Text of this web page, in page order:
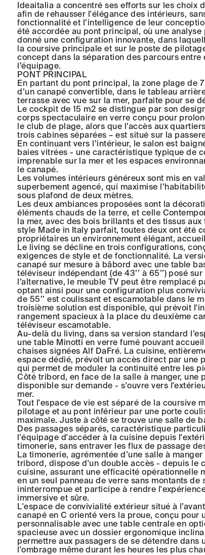
Ideaitalia a concentré ses efforts sur les choix
afin de rehausser l'élégance des intérieurs,
fonctionnalité et l’intelligence de leur
été accordée au pont principal, où une
donné une configuration innovante, dans
la coursive principale et sur le poste de
concept dans la séparation des parcours entre
l’équipage.
PONT PRINCIPAL
En partant du pont principal, la zone plage de
d’un canapé convertible, dans le tableau
terrasse avec vue sur la mer, parfaite pour se
Le cockpit de 15 m2 se distingue par son
corps spectaculaire en verre conçu pour
le club de plage, alors que l’accès aux
trois cabines séparées – est situé sur la
En continuant vers l’intérieur, le salon est
baies vitrées - une caractéristique typique de
imprenable sur la mer et les espaces
le canapé.
Les volumes intérieurs généreux sont mis en
superbement agencé, qui maximise
sous plafond de deux mètres.
Les deux ambiances proposées sont la
éléments chauds de la terre, et celle
la mer, avec des bois brillants et des tissus
style Made in Italy parfait, toutes deux ont été
propriétaires un environnement élégant,
Le living se décline en trois configurations,
exigences de style et de fonctionnalité. La
canapé sur mesure à bâbord avec une table
téléviseur indépendant (de 43’’ à 65’’) posé
l’alternative, le meuble TV peut être remplacé
optant ainsi pour une configuration plus
de 55’’ est coulissant et escamotable dans le
troisième solution est disponible, qui prévoit
rangement spacieux à la place du deuxième
téléviseur escamotable.
Au-delà du living, dans sa version standard
une table Minotti en verre fumé pouvant
chaises signées Alf DaFré. La cuisine,
espace dédié, prévoit un accès direct par une
qui permet de moduler la continuité entre les
Côté tribord, en face de la salle à manger, une
disponible sur demande - s'ouvre vers
mer.
Tout l'espace de vie est séparé de la coursive
pilotage et au pont inférieur par une porte
maximale. Juste à côté se trouve une salle de
Des passages séparés, caractéristique
l'équipage d'accéder à la cuisine depuis
timonerie, sans entraver les flux de passage
La timonerie, agrémentée d’une salle à
tribord, dispose d'un double accès - depuis le
cuisine, assurant une efficacité opérationnelle
en un seul panneau de verre sans montants
ininterrompue et participe à rendre
immersive et sûre.
L'espace de convivialité extérieur situé à
canapé en C orienté vers la proue, conçu pour
personnalisable avec une table centrale en
spacieuse avec un dossier ergonomique
permettre aux passagers de se détendre dans
l'ombrage même durant les heures les plus